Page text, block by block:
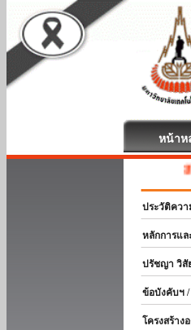
หน้าห
สหกิ
ประวัติควา
หลักการแล
ปรัชญา วิสัย
ข้อบังคับฯ /
โครงสร้างอ